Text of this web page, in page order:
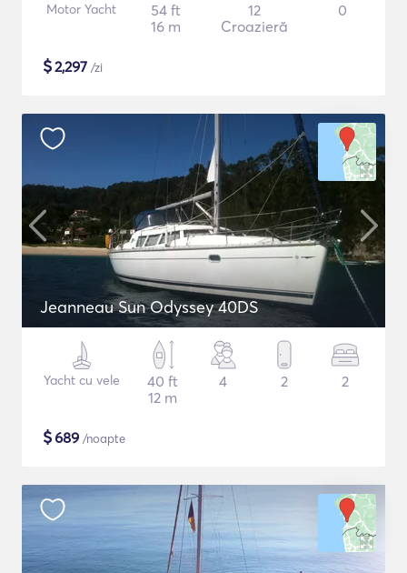
Motor Yacht
54 ft
16 m
12
Croazieră
0
$2,297 /zi
Jeanneau Sun Odyssey 40DS
Yacht cu vele
40 ft
12 m
4 2 2
$689 /noapte